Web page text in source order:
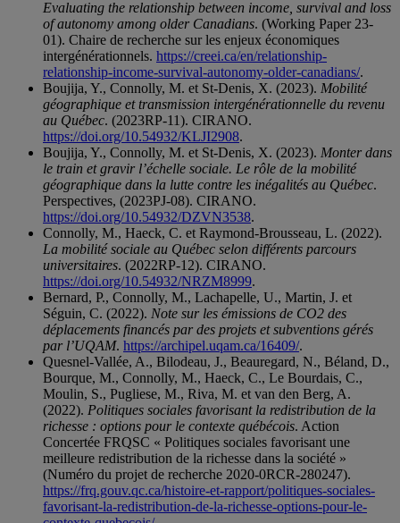
Evaluating the relationship between income, survival and loss
of autonomy among older Canadians. (Working Paper 23-
01). Chaire de recherche sur les enjeux économiques
intergénérationnels. https://creei.ca/en/relationship-
relationship-income-survival-autonomy-older-canadians/.
Boujija, Y., Connolly, M. et St-Denis, X. (2023). Mobilité
géographique et transmission intergénérationnelle du revenu
au Québec. (2023RP-11). CIRANO.
https://doi.org/10.54932/KLJI2908.
Boujija, Y., Connolly, M. et St-Denis, X. (2023). Monter dans
le train et gravir l’échelle sociale. Le rôle de la mobilité
géographique dans la lutte contre les inégalités au Québec.
Perspectives, (2023PJ-08). CIRANO.
https://doi.org/10.54932/DZVN3538.
Connolly, M., Haeck, C. et Raymond-Brousseau, L. (2022).
La mobilité sociale au Québec selon différents parcours
universitaires. (2022RP-12). CIRANO.
https://doi.org/10.54932/NRZM8999.
Bernard, P., Connolly, M., Lachapelle, U., Martin, J. et
Séguin, C. (2022). Note sur les émissions de CO2 des
déplacements financés par des projets et subventions gérés
par l’UQAM. https://archipel.uqam.ca/16409/.
Quesnel-Vallée, A., Bilodeau, J., Beauregard, N., Béland, D.,
Bourque, M., Connolly, M., Haeck, C., Le Bourdais, C.,
Moulin, S., Pugliese, M., Riva, M. et van den Berg, A.
(2022). Politiques sociales favorisant la redistribution de la
richesse : options pour le contexte québécois. Action
Concertée FRQSC « Politiques sociales favorisant une
meilleure redistribution de la richesse dans la société »
(Numéro du projet de recherche 2020-0RCR-280247).
https://frq.gouv.qc.ca/histoire-et-rapport/politiques-sociales-
favorisant-la-redistribution-de-la-richesse-options-pour-le-